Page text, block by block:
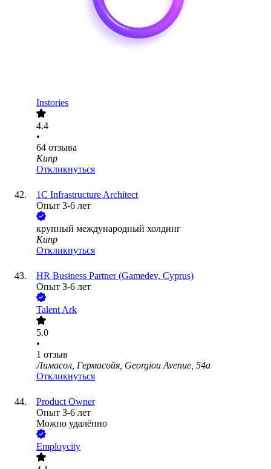
Instories
4.4
•
64 отзыва
Кипр
Откликнуться
1C Infrastructure Architect
Опыт 3-6 лет
крупный международный холдинг
Кипр
Откликнуться
HR Business Partner (Gamedev, Cyprus)
Опыт 3-6 лет
Talent Ark
5.0
•
1 отзыв
Лимасол, Гермасойя, Georgiou Avenue, 54a
Откликнуться
Product Owner
Опыт 3-6 лет
Можно удалённо
Employcity